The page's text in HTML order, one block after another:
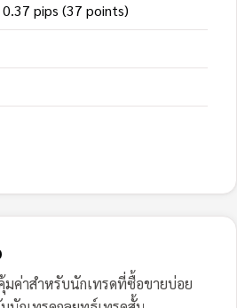
pips (37 points)
ค่าสำหรับนักเทรดที่ซื้อขายบ่อย